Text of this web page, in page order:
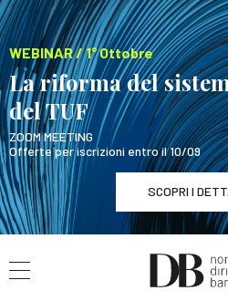
WEBINAR / 1° Ottobre
La riforma del
del TUF
ZOOM MEETING
Offerte per iscrizioni entro il 10/09
SCOPRI I
WEBINAR / 1°
La riforma del sistema